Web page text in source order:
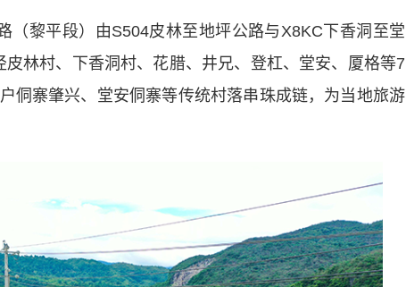
平段）由S504皮林至地坪公路与X8KC下香洞至堂
林村、下香洞村、花腊、井兄、登杠、堂安、厦格等7
侗寨肇兴、堂安侗寨等传统村落串珠成链，为当地旅游